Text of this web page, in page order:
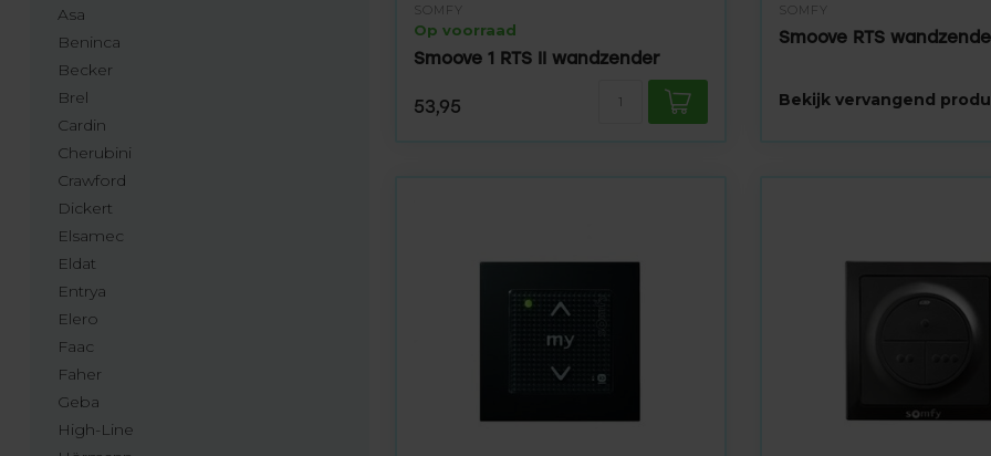
Asa
Beninca
Becker
Brel
Cardin
Cherubini
Crawford
Dickert
Elsamec
Eldat
Entrya
Elero
Faac
Faher
Geba
High-Line
SOMFY
Op voorraad
Smoove 1 RTS II wandzender
53,95
SOMFY
Smoove RTS
Bekijk vervangend